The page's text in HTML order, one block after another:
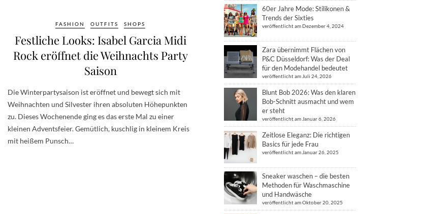
FASHION OUTFITS SHOPS
Festliche Looks: Isabel Garcia Midi
Rock eröffnet die Weihnachts Party
Saison
Die Winterpartysaison ist eröffnet und bewegt sich mit
Weihnachten und Silvester ihren absoluten Höhepunkten
zu. Dieses Wochenende ging es das erste Mal zu einer
kleinen Adventsfeier. Gemütlich, kuschlig in kleinem Kreis
mit heißem Punsch…
60er Jahre Mode: Stilikonen &
Trends der Sixties
veröffentlicht am Dezember 4, 2024
Zara übernimmt Flächen von
P&C Düsseldorf: Was der Deal
für den Modehandel bedeutet
veröffentlicht am Juli 24, 2026
Blunt Bob 2026: Was den klaren
Bob-Schnitt ausmacht und wem
er steht
veröffentlicht am Januar 6, 2026
Zeitlose Eleganz: Die richtigen
Basics für jede Frau
veröffentlicht am Januar 26, 2025
Sneaker waschen – die besten
Methoden für Waschmaschine
und Handwäsche
veröffentlicht am Oktober 20, 2025